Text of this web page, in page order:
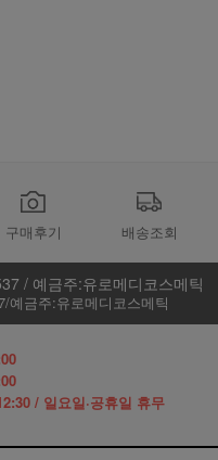
구매후기 배송조회
/ 예금주:유로메디코스메틱
예금주:유로메디코스메틱
/ 일요일·공휴일 휴무